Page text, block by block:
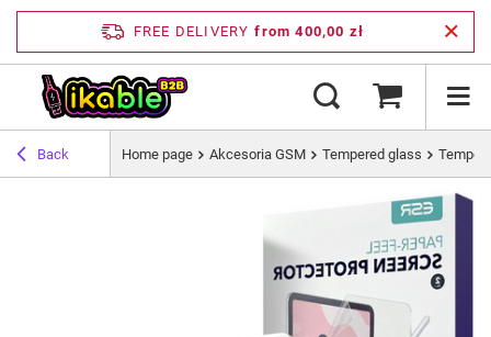
FREE DELIVERY from 400,00 zł
Back Home page Akcesoria GSM Tempered glass